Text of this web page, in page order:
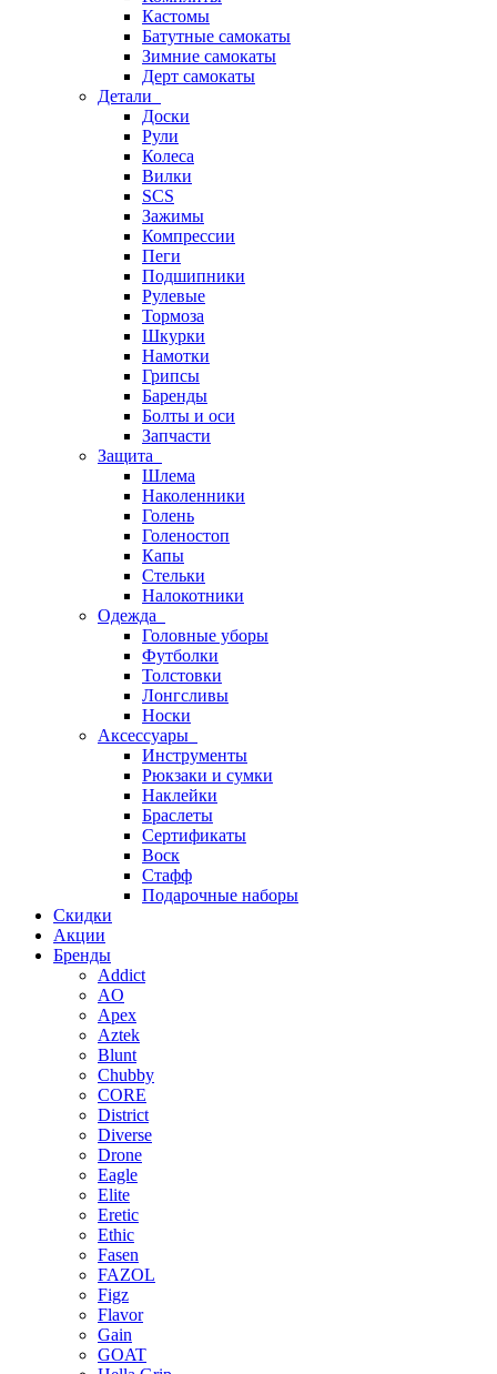
Кастомы
Батутные самокаты
Зимние самокаты
Дерт самокаты
Детали
Доски
Рули
Колеса
Вилки
SCS
Зажимы
Компрессии
Пеги
Подшипники
Рулевые
Тормоза
Шкурки
Намотки
Грипсы
Баренды
Болты и оси
Запчасти
Защита
Шлема
Наколенники
Голень
Голеностоп
Капы
Стельки
Налокотники
Одежда
Головные уборы
Футболки
Толстовки
Лонгсливы
Носки
Аксессуары
Инструменты
Рюкзаки и сумки
Наклейки
Браслеты
Сертификаты
Воск
Стафф
Подарочные наборы
Скидки
Акции
Бренды
Addict
AO
Apex
Aztek
Blunt
Chubby
CORE
District
Diverse
Drone
Eagle
Elite
Eretic
Ethic
Fasen
FAZOL
Figz
Flavor
Gain
GOAT